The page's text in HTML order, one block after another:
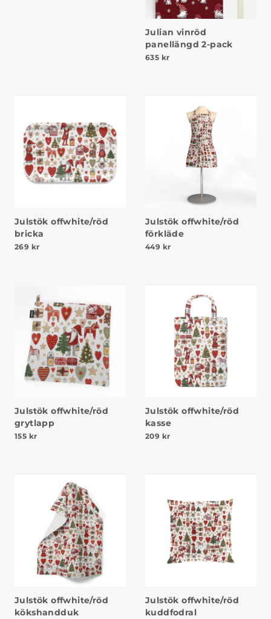
Julian vinröd
panellängd 2-pack
635 kr
Julstök offwhite/röd
bricka
269 kr
Julstök offwhite/röd
förkläde
449 kr
Julstök offwhite/röd
grytlapp
155 kr
Julstök offwhite/röd
kasse
209 kr
Julstök offwhite/röd
kökshandduk
Julstök offwhite/röd
kuddfodral